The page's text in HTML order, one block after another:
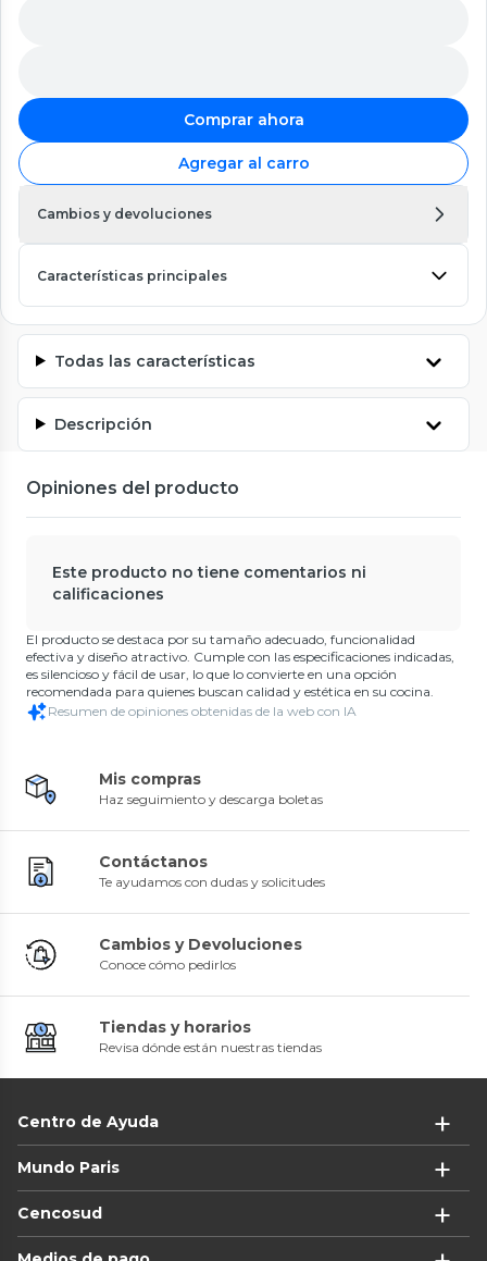
Comprar ahora
Agregar al carro
Cambios y devoluciones
Características principales
Todas las características
Descripción
Opiniones del producto
Este producto no tiene comentarios ni
calificaciones
El producto se destaca por su tamaño adecuado, funcionalidad
efectiva y diseño atractivo. Cumple con las especificaciones indicadas,
es silencioso y fácil de usar, lo que lo convierte en una opción
recomendada para quienes buscan calidad y estética en su cocina.
Resumen de opiniones obtenidas de la web con IA
Mis compras
Haz seguimiento y descarga boletas
Contáctanos
Te ayudamos con dudas y solicitudes
Cambios y Devoluciones
Conoce cómo pedirlos
Tiendas y horarios
Revisa dónde están nuestras tiendas
Centro de Ayuda
Mundo Paris
Cencosud